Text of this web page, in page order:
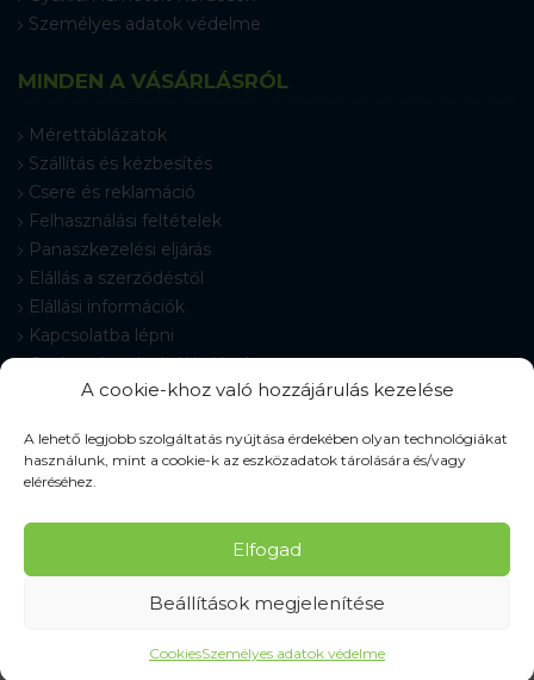
A cookie-khoz való hozzájárulás kezelése
A lehető legjobb szolgáltatás nyújtása érdekében olyan technológiákat
használunk, mint a cookie-k az eszközadatok tárolására és/vagy
eléréséhez.
Elfogad
Beállítások megjelenítése
CookiesSzemélyes adatok védelme
Személyes adatok védelme
MINDEN A VÁSÁRLÁSRÓL
Mérettáblázatok
Szállítás és kézbesítés
Csere és reklamáció
Felhasználási feltételek
Panaszkezelési eljárás
Elállás a szerződéstől
Elállási információk
Kapcsolatba lépni
Gyakran Ismételt Kérdések
Cookie-beállítások